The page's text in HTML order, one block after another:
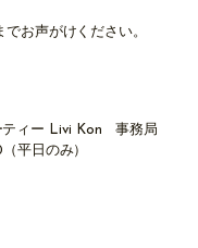
お声がけください。
ティー Livi Kon 事務局
平日のみ）